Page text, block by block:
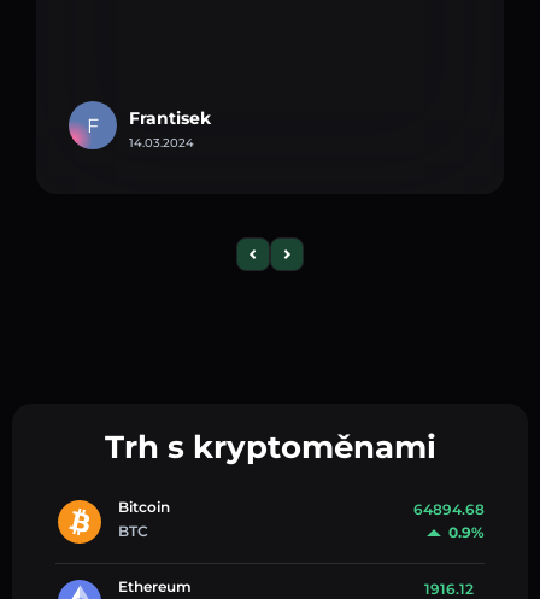
F Frantisek
14.03.2024
Trh s kryptoměnami
Bitcoin
BTC
64894.68
0.9%
Ethereum
1916.12